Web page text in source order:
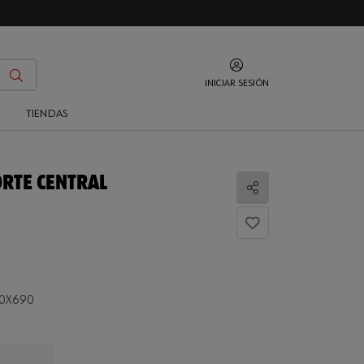
INICIAR SESIÓN
TIENDAS
CENTRAL
Compartir